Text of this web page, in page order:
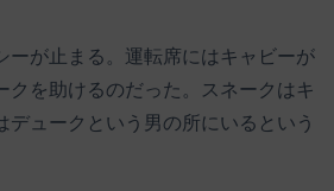
ーが止まる。運転席にはキャビーが
クを助けるのだった。スネークはキ
デュークという男の所にいるという